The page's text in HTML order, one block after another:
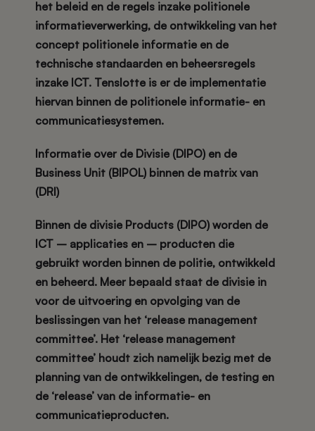
het beleid en de regels inzake politionele
informatieverwerking, de ontwikkeling van het
concept politionele informatie en de
technische standaarden en beheersregels
inzake ICT. Tenslotte is er de implementatie
hiervan binnen de politionele informatie- en
communicatiesystemen.
Informatie over de Divisie (DIPO) en de
Business Unit (BIPOL) binnen de matrix van
(DRI)
Binnen de divisie Products (DIPO) worden de
ICT – applicaties en – producten die
gebruikt worden binnen de politie, ontwikkeld
en beheerd. Meer bepaald staat de divisie in
voor de uitvoering en opvolging van de
beslissingen van het ‘release management
committee’. Het ‘release management
committee’ houdt zich namelijk bezig met de
planning van de ontwikkelingen, de testing en
de ‘release’ van de informatie- en
communicatieproducten.